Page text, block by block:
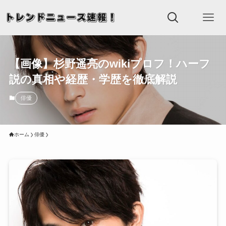
【画像】杉野遥亮のwikiプロフ！ハーフ
説の真相や経歴・学歴を徹底解説
俳優
ホーム 俳優